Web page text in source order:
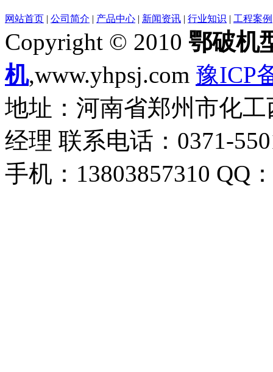
网站首页 | 公司简介 | 产品中心 | 新闻资讯 | 行业知识 | 工程案例
Copyright © 2010 鄂破机
机,www.yhpsj.com 豫ICP
地址：河南省郑州市化
经理 联系电话：0371-
手机：13803857310 QQ